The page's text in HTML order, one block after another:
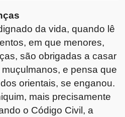
da vida, quando lê
em que menores,
são obrigadas a casar
e pensa que
orientais, se enganou.
mais precisamente
o Código Civil, a